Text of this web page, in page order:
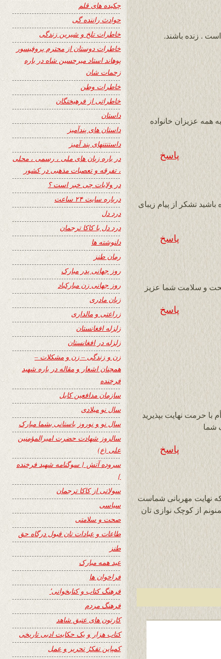
. زنده باشند.
همه عزیزان خانواده
پاسخ
تشکر از پیام زیبای
پاسخ
و سلامت شما عزیز
پاسخ
با حرمت نهایت بپذیرید
شما
پاسخ
نهایت مهربانی شماست
از کوچک نوازی تان
چکیده های قلم
حوادث راننده گی
خاطرات تلخ و شیرین زندگی
خاطرات دوستان از محترم پروفیسور
پوهاند استاد میرحسین شاه در باره
زحمات شان
خاطرات وطن
خاطراتی از فرهیختگان
داستان
داستان های پندآمیز
داستنتنهای پند آمیز
در باره زبان های ملی ، رسمی ، محلی
، تفرقه و تعصبات مذهبی در کشور
در ولایات چی خبر است ؟
درباره سایت ۲۴ ساعت
درد دل
درد دل با کاکا ترجمان
دلنوشته ها
رمان طنز
روز جهانی پدر مبارک
روز جهانی زن مبارکباد
زبان مادری
زراعتی و مالداری
زلزله افغانستان
زلزله در افغانستان
زن و زندگی – زن و مشکلات –
همچنان اشعار و مقاله در باره شهید
فرخنده
سازمان مدافعین کابل
سال نو میلادی
سال نو و نوروز باستانی بشما مبارک
سالروز شهادت حضرت امیرالمؤمنین
علی (ع)
سروده آتش { سوگنامه شهید فرخنده
}
سولاتی از کاکا ترجمان
سیاسی
صحت و سلامتی
طاعات و عبادات تان قبول درگاه حق
طنز
عید همه مبارک
فراخوان ها
فرهنگ کتاب و کتابخوانی٬
فرهنگ مردم
کارتون های عتیق شاهد
کتاب هزار و یک حکایت ادبی تاریخی
کمپاین تفکرُ تحریر و عمل